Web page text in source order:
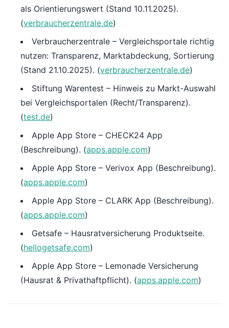
als Orientierungswert (Stand 10.11.2025).
(verbraucherzentrale.de)
Verbraucherzentrale – Vergleichsportale richtig
nutzen: Transparenz, Marktabdeckung, Sortierung
(Stand 21.10.2025). (verbraucherzentrale.de)
Stiftung Warentest – Hinweis zu Markt-Auswahl
bei Vergleichsportalen (Recht/Transparenz).
(test.de)
Apple App Store – CHECK24 App
(Beschreibung). (apps.apple.com)
Apple App Store – Verivox App (Beschreibung).
(apps.apple.com)
Apple App Store – CLARK App (Beschreibung).
(apps.apple.com)
Getsafe – Hausratversicherung Produktseite.
(hellogetsafe.com)
Apple App Store – Lemonade Versicherung
(Hausrat & Privathaftpflicht). (apps.apple.com)